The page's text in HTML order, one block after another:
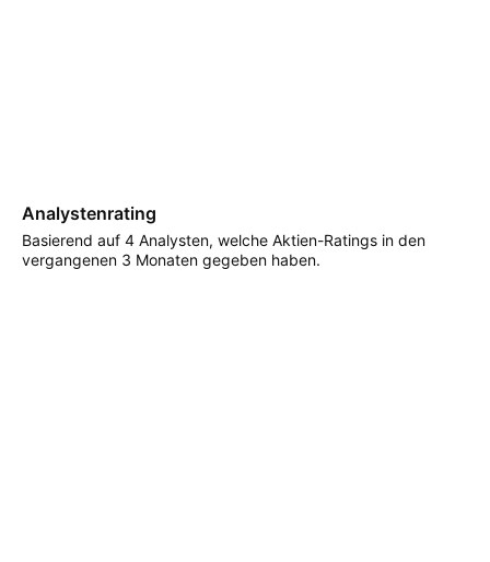
Analystenrating
Basierend auf 4 Analysten, welche Aktien-Ratings in den
vergangenen 3 Monaten gegeben haben.